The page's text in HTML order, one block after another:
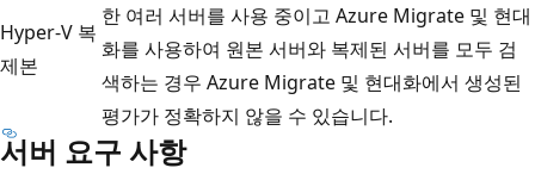
Hyper-V 복
제본
한 여러 서버를 사용 중이고 Azure Migrate 및 현대
화를 사용하여 원본 서버와 복제된 서버를 모두 검
색하는 경우 Azure Migrate 및 현대화에서 생성된
평가가 정확하지 않을 수 있습니다.
서버 요구 사항